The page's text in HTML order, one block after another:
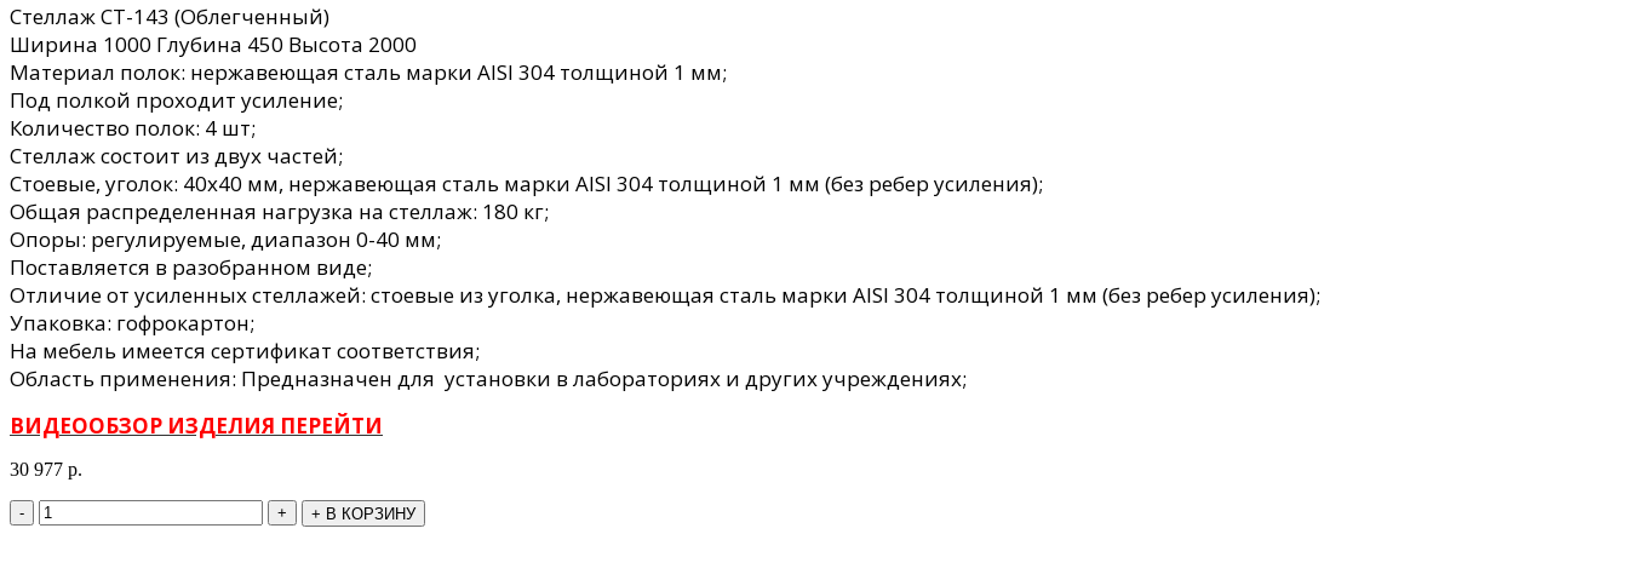
Стеллаж СТ-143 (Облегченный)
Ширина 1000 Глубина 450 Высота 2000
Материал полок: нержавеющая сталь марки AISI 304 толщиной 1 мм;
Под полкой проходит усиление;
Количество полок: 4 шт;
Стеллаж состоит из двух частей;
Стоевые, уголок: 40х40 мм, нержавеющая сталь марки AISI 304 толщиной 1 мм (без ребер усиления);
Общая распределенная нагрузка на стеллаж: 180 кг;
Опоры: регулируемые, диапазон 0-40 мм;
Поставляется в разобранном виде;
Отличие от усиленных стеллажей: стоевые из уголка, нержавеющая сталь марки AISI 304 толщиной 1 мм (без ребер усиления);
Упаковка: гофрокартон;
На мебель имеется сертификат соответствия;
Область применения: Предназначен для установки в лабораториях и других учреждениях;
ВИДЕООБЗОР ИЗДЕЛИЯ ПЕРЕЙТИ
30 977 р.
- + + В КОРЗИНУ